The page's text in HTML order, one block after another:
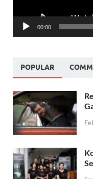
00:00
POPULAR